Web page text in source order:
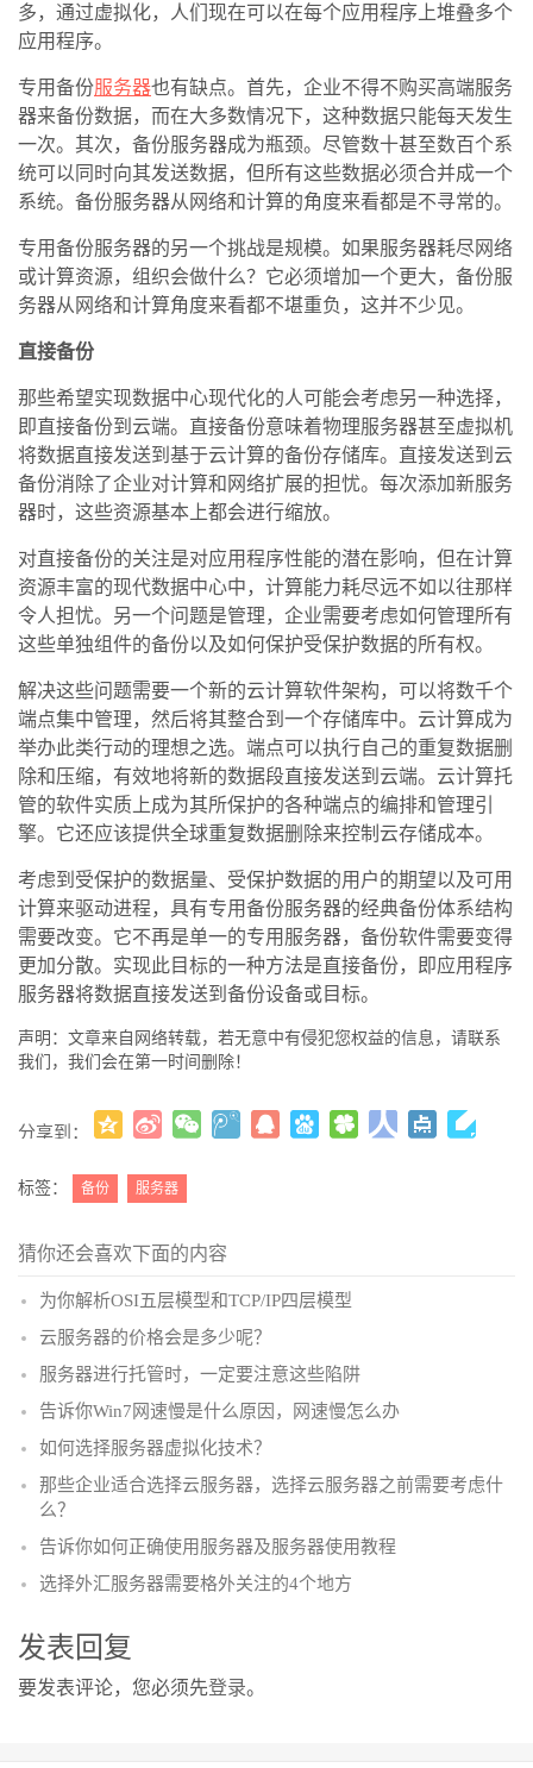
多，通过虚拟化，人们现在可以在每个应用程序上堆叠多个
应用程序。
专用备份服务器也有缺点。首先，企业不得不购买高端服务
器来备份数据，而在大多数情况下，这种数据只能每天发生
一次。其次，备份服务器成为瓶颈。尽管数十甚至数百个系
统可以同时向其发送数据，但所有这些数据必须合并成一个
系统。备份服务器从网络和计算的角度来看都是不寻常的。
专用备份服务器的另一个挑战是规模。如果服务器耗尽网络
或计算资源，组织会做什么？它必须增加一个更大，备份服
务器从网络和计算角度来看都不堪重负，这并不少见。
直接备份
那些希望实现数据中心现代化的人可能会考虑另一种选择，
即直接备份到云端。直接备份意味着物理服务器甚至虚拟机
将数据直接发送到基于云计算的备份存储库。直接发送到云
备份消除了企业对计算和网络扩展的担忧。每次添加新服务
器时，这些资源基本上都会进行缩放。
对直接备份的关注是对应用程序性能的潜在影响，但在计算
资源丰富的现代数据中心中，计算能力耗尽远不如以往那样
令人担忧。另一个问题是管理，企业需要考虑如何管理所有
这些单独组件的备份以及如何保护受保护数据的所有权。
解决这些问题需要一个新的云计算软件架构，可以将数千个
端点集中管理，然后将其整合到一个存储库中。云计算成为
举办此类行动的理想之选。端点可以执行自己的重复数据删
除和压缩，有效地将新的数据段直接发送到云端。云计算托
管的软件实质上成为其所保护的各种端点的编排和管理引
擎。它还应该提供全球重复数据删除来控制云存储成本。
考虑到受保护的数据量、受保护数据的用户的期望以及可用
计算来驱动进程，具有专用备份服务器的经典备份体系结构
需要改变。它不再是单一的专用服务器，备份软件需要变得
更加分散。实现此目标的一种方法是直接备份，即应用程序
服务器将数据直接发送到备份设备或目标。
声明：文章来自网络转载，若无意中有侵犯您权益的信息，请联系
我们，我们会在第一时间删除！
分享到：
标签： 备份 服务器
猜你还会喜欢下面的内容
为你解析OSI五层模型和TCP/IP四层模型
云服务器的价格会是多少呢？
服务器进行托管时，一定要注意这些陷阱
告诉你Win7网速慢是什么原因，网速慢怎么办
如何选择服务器虚拟化技术？
那些企业适合选择云服务器，选择云服务器之前需要考虑什
么？
告诉你如何正确使用服务器及服务器使用教程
选择外汇服务器需要格外关注的4个地方
发表回复
要发表评论，您必须先登录。